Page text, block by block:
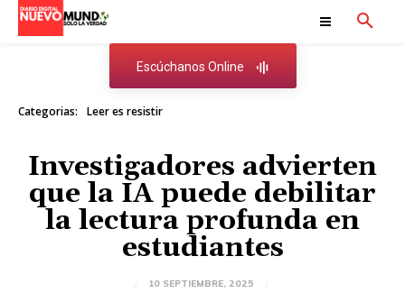
Escúchanos Online
Categorias: Leer es resistir
Investigadores advierten
que la IA puede debilitar
la lectura profunda en
estudiantes
10 SEPTIEMBRE, 2025